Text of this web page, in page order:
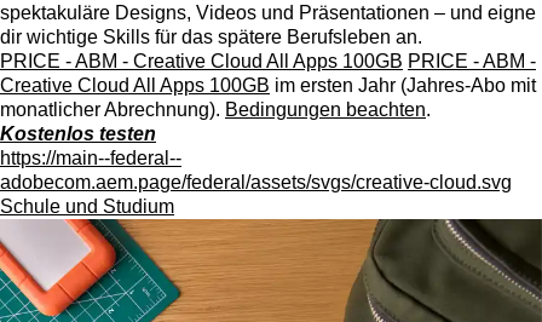
spektakuläre Designs, Videos und Präsentationen – und eigne
dir wichtige Skills für das spätere Berufsleben an.
PRICE - ABM - Creative Cloud All Apps 100GB PRICE - ABM -
Creative Cloud All Apps 100GB im ersten Jahr (Jahres-Abo mit
monatlicher Abrechnung). Bedingungen beachten.
Kostenlos testen
https://main--federal--
adobecom.aem.page/federal/assets/svgs/creative-cloud.svg
Schule und Studium